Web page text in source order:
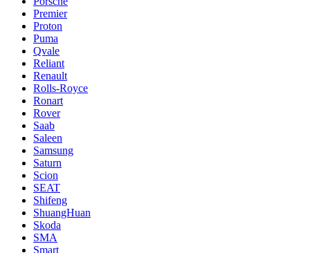
Premier
Proton
Puma
Qvale
Reliant
Renault
Rolls-Royce
Ronart
Rover
Saab
Saleen
Samsung
Saturn
Scion
SEAT
Shifeng
ShuangHuan
Skoda
SMA
Smart